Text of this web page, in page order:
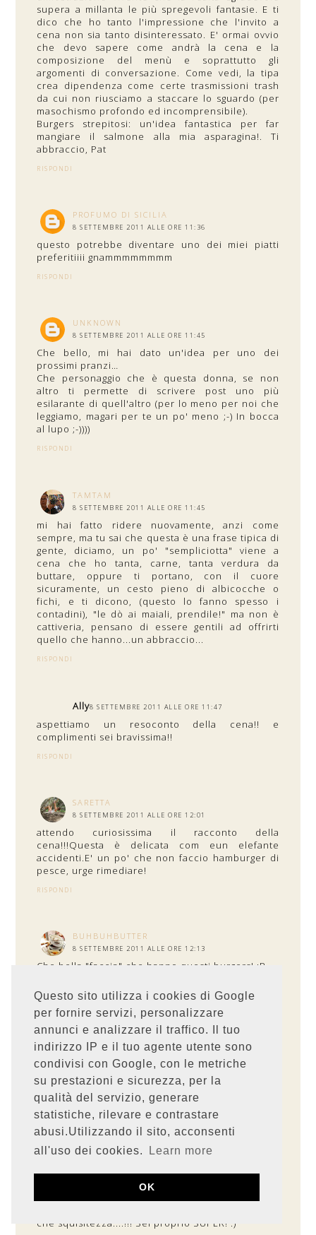
Questo sito utilizza i cookies di Google
per fornire servizi, personalizzare
annunci e analizzare il traffico. Il tuo
indirizzo IP e il tuo agente utente sono
condivisi con Google, con le metriche
su prestazioni e sicurezza, per la
qualità del servizio, generare
statistiche, rilevare e contrastare
abusi.Utilizzando il sito, acconsenti
all'uso dei cookies.
Learn more
OK
supera a millanta le più spregevoli fantasie. E ti
dico che ho tanto l'impressione che l'invito a
cena non sia tanto disinteressato. E' ormai ovvio
che devo sapere come andrà la cena e la
composizione del menù e soprattutto gli
argomenti di conversazione. Come vedi, la tipa
crea dipendenza come certe trasmissioni trash
da cui non riusciamo a staccare lo sguardo (per
masochismo profondo ed incomprensibile).
Burgers strepitosi: un'idea fantastica per far
mangiare il salmone alla mia asparagina!. Ti
abbraccio, Pat
RISPONDI
PROFUMO DI SICILIA
8 SETTEMBRE 2011 ALLE ORE 11:36
questo potrebbe diventare uno dei miei piatti
preferitiiii gnammmmmmmm
RISPONDI
UNKNOWN
8 SETTEMBRE 2011 ALLE ORE 11:45
Che bello, mi hai dato un'idea per uno dei
prossimi pranzi…
Che personaggio che è questa donna, se non
altro ti permette di scrivere post uno più
esilarante di quell'altro (per lo meno per noi che
leggiamo, magari per te un po' meno ;-) In bocca
al lupo ;-))))
RISPONDI
TAMTAM
8 SETTEMBRE 2011 ALLE ORE 11:45
mi hai fatto ridere nuovamente, anzi come
sempre, ma tu sai che questa è una frase tipica di
gente, diciamo, un po' "sempliciotta" viene a
cena che ho tanta, carne, tanta verdura da
buttare, oppure ti portano, con il cuore
sicuramente, un cesto pieno di albicocche o
fichi, e ti dicono, (questo lo fanno spesso i
contadini), "le dò ai maiali, prendile!" ma non è
cattiveria, pensano di essere gentili ad offrirti
quello che hanno...un abbraccio...
RISPONDI
Ally8 SETTEMBRE 2011 ALLE ORE 11:47
aspettiamo un resoconto della cena!! e
complimenti sei bravissima!!
RISPONDI
SARETTA
8 SETTEMBRE 2011 ALLE ORE 12:01
attendo curiosissima il racconto della
cena!!!Questa è delicata com eun elefante
accidenti.E' un po' che non faccio hamburger di
pesce, urge rimediare!
RISPONDI
BUHBUHBUTTER
8 SETTEMBRE 2011 ALLE ORE 12:13
Che bella "faccia" che hanno questi burgers! ;P
Carina la signora a farvi la macedonia, eh, sennò
la frutta è da buttà! Avesse avuto l'arguzia di non
dirlo... O_o
RISPONDI
Anonimo 8 SETTEMBRE 2011 ALLE ORE 12:39
Dalla faccia tosta della signora alla faccia
appetitosa di questi burgers.... naturalmente
scegliamo i secondi!
RISPONDI
che squisitezza....!!! Sei proprio SUPER! :)